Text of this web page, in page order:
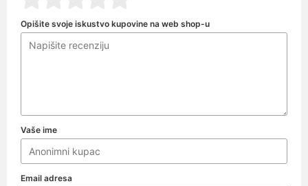
Opišite svoje iskustvo kupovine na web shop-u
Vaše ime
Email adresa